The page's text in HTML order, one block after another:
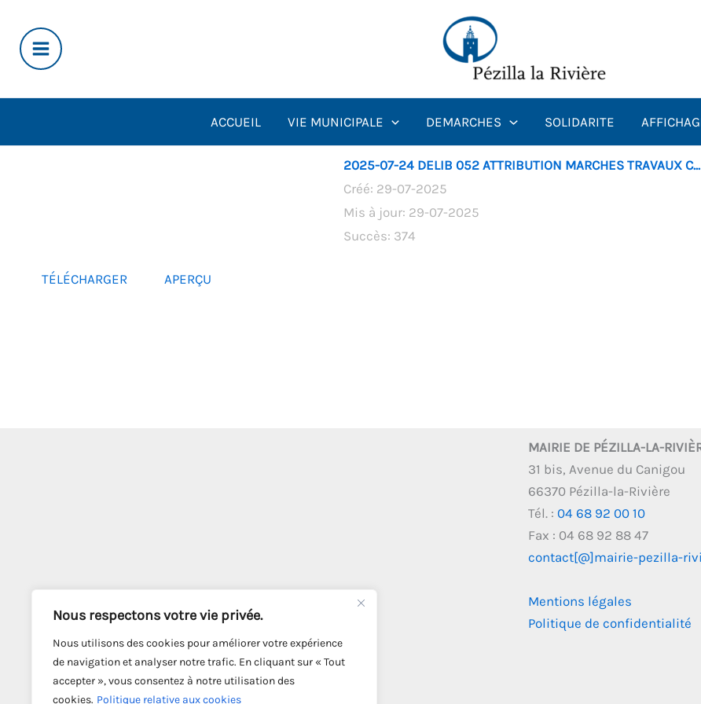
Nous respectons votre vie privée.
Nous utilisons des cookies pour améliorer votre expérience
de navigation et analyser notre trafic. En cliquant sur « Tout
accepter », vous consentez à notre utilisation des
cookies. Politique relative aux cookies
contenu
ACCUEIL VIE MUNICIPALE DEMARCHES SOLIDARITE
2025-07-24 DELIB 052 ATTRIBUTION MARCHES TRAVAUX C...
Créé: 29-07-2025
Mis à jour: 29-07-2025
Succès: 374
TÉLÉCHARGER APERÇU
MAIRIE DE PÉZILLA-LA-
31 bis, Avenue du Canigou
66370 Pézilla-la-Rivière
Tél. : 04 68 92 00 10
Fax : 04 68 92 88 47
contact[@]mairie-pezilla-
Mentions légales
Politique de confidentialité